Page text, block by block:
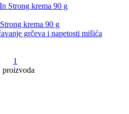
krema 90 g
grčeva i napetosti mišića
1
proizvoda